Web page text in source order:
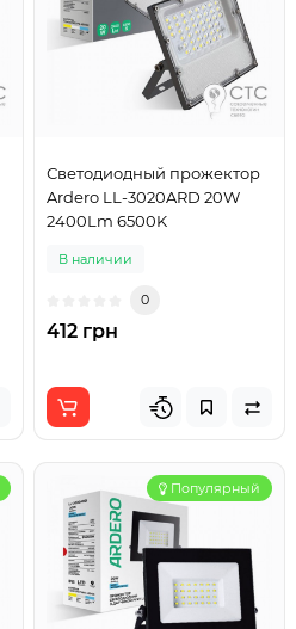
Светодиодный прожектор
Ardero LL-3020ARD 20W
2400Lm 6500K
В наличии
0
412 грн
Популярный